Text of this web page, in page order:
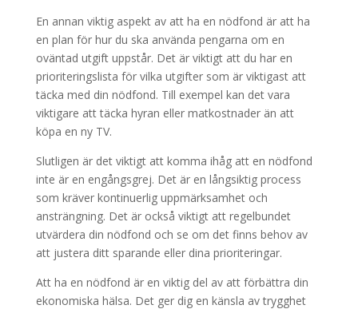
En annan viktig aspekt av att ha en nödfond är att ha
en plan för hur du ska använda pengarna om en
oväntad utgift uppstår. Det är viktigt att du har en
prioriteringslista för vilka utgifter som är viktigast att
täcka med din nödfond. Till exempel kan det vara
viktigare att täcka hyran eller matkostnader än att
köpa en ny TV.
Slutligen är det viktigt att komma ihåg att en nödfond
inte är en engångsgrej. Det är en långsiktig process
som kräver kontinuerlig uppmärksamhet och
ansträngning. Det är också viktigt att regelbundet
utvärdera din nödfond och se om det finns behov av
att justera ditt sparande eller dina prioriteringar.
Att ha en nödfond är en viktig del av att förbättra din
ekonomiska hälsa. Det ger dig en känsla av trygghet